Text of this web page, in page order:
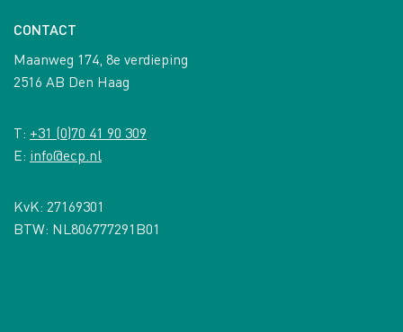
CONTACT
Maanweg 174, 8e verdieping
2516 AB Den Haag
T: +31 (0)70 41 90 309
E: info@ecp.nl
KvK: 27169301
BTW: NL806777291B01